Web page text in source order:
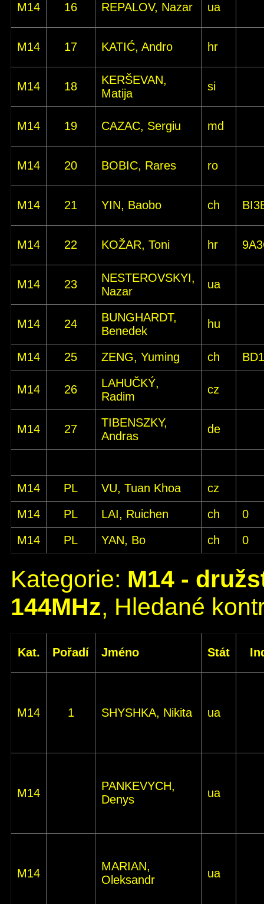
M14 16 REPALOV, Nazar ua
M14 17 KATIĆ, Andro hr
M14 18
KERŠEVAN,
Matija
si
M14 19 CAZAC, Sergiu md
M14 20 BOBIC, Rares ro
M14 21 YIN, Baobo ch
M14 22 KOŽAR, Toni hr
M14 23
NESTEROVSKYI,
Nazar
ua
M14 24
BUNGHARDT,
Benedek
hu
M14 25 ZENG, Yuming ch
M14 26
LAHUČKÝ,
Radim
cz
M14 27
TIBENSZKY,
Andras
de
M14 PL VU, Tuan Khoa
cz
M14
PL LAI, Ruichen ch
0
M14
PL YAN, Bo ch 0
Kategorie: M14 -
144MHz, Hledané
Kat. Pořadí Jméno Stát
M14 1 SHYSHKA, Nikita ua
M14
PANKEVYCH,
Denys
ua
M14
MARIAN,
Oleksandr
ua